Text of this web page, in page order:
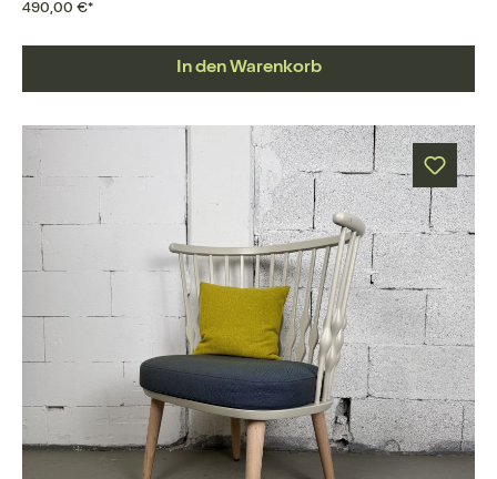
490,00 €*
In den Warenkorb